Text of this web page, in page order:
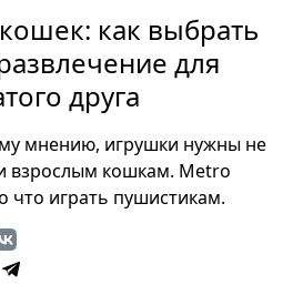
как выбрать
для
друга
мнению, игрушки нужны не
взрослым кошкам. Metro
что играть пушистикам.